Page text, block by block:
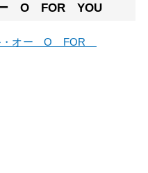
ー O FOR YOU